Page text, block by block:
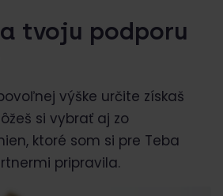
tvoju podporu
výške určite získaš
si vybrať aj zo
ktoré som si pre Teba
pripravila.